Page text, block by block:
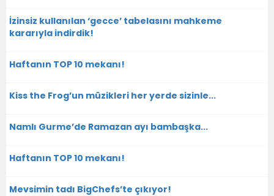
İzinsiz kullanılan ‘gecce’ tabelasını mahkeme
kararıyla indirdik!
Haftanın TOP 10 mekanı!
Kiss the Frog’un müzikleri her yerde sizinle...
Namlı Gurme’de Ramazan ayı bambaşka...
Haftanın TOP 10 mekanı!
Mevsimin tadı BigChefs’te çıkıyor!